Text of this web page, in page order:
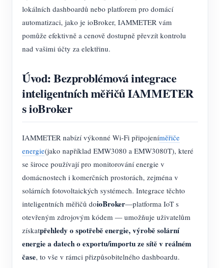
lokálních dashboardů nebo platforem pro domácí
automatizaci, jako je ioBroker, IAMMETER vám
pomůže efektivně a cenově dostupně převzít kontrolu
nad vašimi účty za elektřinu.
Úvod: Bezproblémová integrace
inteligentních měřičů IAMMETER
s ioBroker
IAMMETER nabízí výkonné Wi-Fi připojeníměřiče
energie(jako například EMW3080 a EMW3080T), které
se široce používají pro monitorování energie v
domácnostech i komerčních prostorách, zejména v
solárních fotovoltaických systémech. Integrace těchto
inteligentních měřičů doioBroker—platforma IoT s
otevřeným zdrojovým kódem — umožňuje uživatelům
získatpřehledy o spotřebě energie, výrobě solární
energie a datech o exportu/importu ze sítě v reálném
čase, to vše v rámci přizpůsobitelného dashboardu.